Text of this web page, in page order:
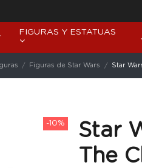
FIGURAS Y ESTATUAS
Figuras de Star Wars Star
-10%
Star
The